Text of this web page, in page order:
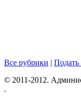
Все рубрики | Подать
© 2011-2012.
.